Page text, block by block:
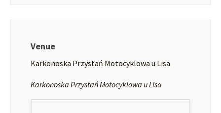
Venue
Karkonoska Przystań Motocyklowa u Lisa
Karkonoska Przystań Motocyklowa u Lisa